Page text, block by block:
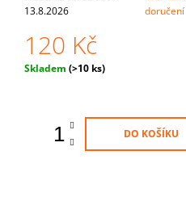
13.8.2026
doručení
120 Kč
Měrná
Skladem (>10 ks)
DO KOŠÍKU